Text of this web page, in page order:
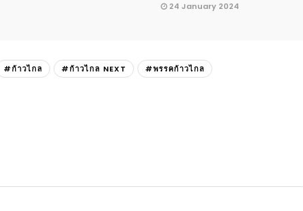
24 January 2024
#ก้าวไกล #ก้าวไกล NEXT #พรรคก้าวไกล